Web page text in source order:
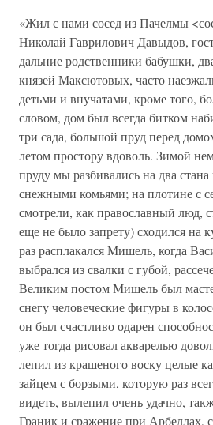
«Жил с нами сосед из Пачелмы
Николай Гаврилович Давыдов,
дальние родственники бабушки,
князей Максютовых, часто
детьми и внучатами, кроме того,
словом, дом был всегда битком
три сада, большой пруд перед
летом простору вдоволь. Зимой
пруду мы разбивались на два
снежными комьями; на плотине с
смотрели, как православный люд,
еще не было запрету) сходился на
раз расплакался Мишель, когда
выбрался из свалки с губой,
Великим постом Мишель был
снегу человеческие фигуры в
он был счастливо одарен
уже тогда рисовал акварелью
лепил из крашеного воску целые
зайцем с борзыми, которую раз
видеть, вылепил очень удачно,
Граник и сражение при Арбеллах,